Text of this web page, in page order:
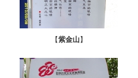
【紫金山】